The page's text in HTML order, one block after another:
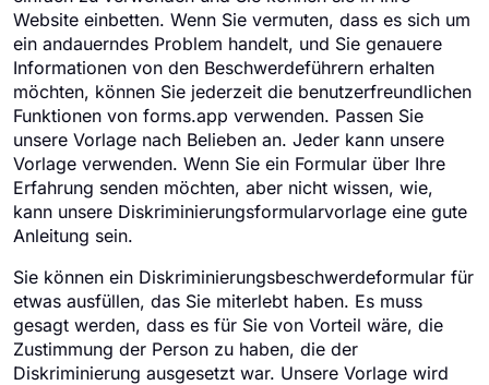
Website einbetten. Wenn Sie vermuten, dass es sich um
ein andauerndes Problem handelt, und Sie genauere
Informationen von den Beschwerdeführern erhalten
möchten, können Sie jederzeit die benutzerfreundlichen
Funktionen von forms.app verwenden. Passen Sie
unsere Vorlage nach Belieben an. Jeder kann unsere
Vorlage verwenden. Wenn Sie ein Formular über Ihre
Erfahrung senden möchten, aber nicht wissen, wie,
kann unsere Diskriminierungsformularvorlage eine gute
Anleitung sein.
Sie können ein Diskriminierungsbeschwerdeformular für
etwas ausfüllen, das Sie miterlebt haben. Es muss
gesagt werden, dass es für Sie von Vorteil wäre, die
Zustimmung der Person zu haben, die der
Diskriminierung ausgesetzt war. Unsere Vorlage wird